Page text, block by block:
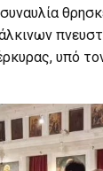
υπό